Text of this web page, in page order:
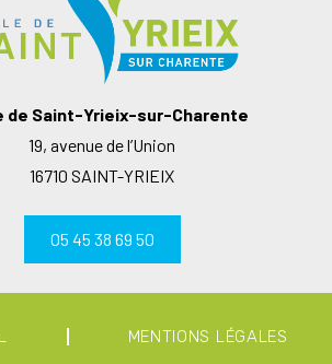
de Saint-Yrieix-sur-Charente
19, avenue de l’Union
16710 SAINT-YRIEIX
05 45 38 69 50
MENTIONS LÉGALES